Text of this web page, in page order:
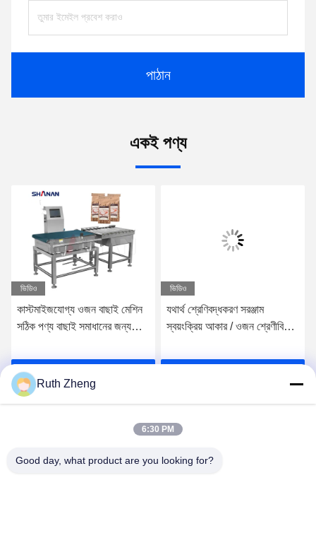
পাঠান
একই পণ্য
ভিডিও
কাস্টমাইজযোগ্য ওজন বাছাই মেশিন
সঠিক পণ্য বাছাই সমাধানের জন্য
সেরা মূল্য পান
ভিডিও
যথার্থ শ্রেণিবদ্ধকরণ সরঞ্জাম
স্বয়ংক্রিয় আকার / ওজন শ্রেণীবিভাগ
উপাদান
Ruth Zheng
6:30 PM
Good day, what product are you looking for?